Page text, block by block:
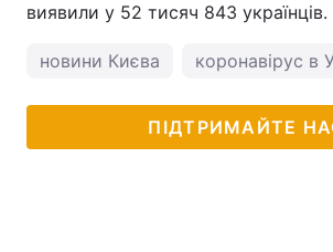
виявили у 52 тисяч 843 українців.
новини Києва коронавірус в
ПІДТРИМАЙТЕ